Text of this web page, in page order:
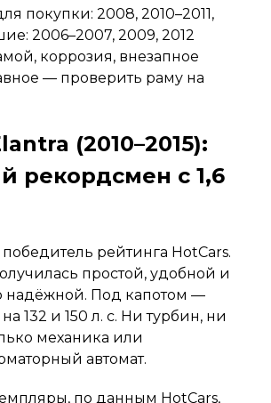
покупки: 2008, 2010–2011,
2006–2007, 2009, 2012
коррозия, внезапное
— проверить раму на
(2010–2015):
рекордсмен с 1,6
рейтинга HotCars.
простой, удобной и
надёжной. Под капотом —
132 и 150 л. с. Ни турбин, ни
механика или
автомат.
по данным HotCars,